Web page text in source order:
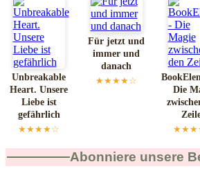
Unbreakable
Heart. Unsere
Liebe ist
gefährlich
★★★★☆
Für jetzt und
immer und
danach
★★★★☆
Die
Abonniere unsere